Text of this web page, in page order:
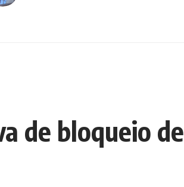
de bloqueio de